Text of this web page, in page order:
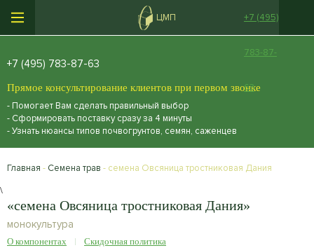
ЦМП +7 (495)
783-87-
63
+7 (495) 783-87-63
Прямое консультирование клиентов при первом звонке
- Помогает Вам сделать правильный выбор
- Сформировать поставку сразу за 4 минуты
- Узнать нюансы типов почвогрунтов, семян, саженцев
Главная - Семена трав - семена Овсяница тростниковая Дания
\
«семена Овсяница тростниковая Дания»
монокультура
О компонентах
Скидочная политика